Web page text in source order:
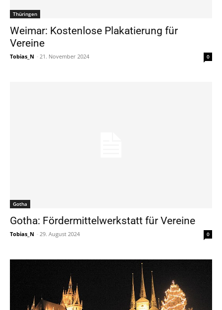
Thüringen
Weimar: Kostenlose Plakatierung für
Vereine
Tobias_N - 21. November 2024 0
Gotha
Gotha: Fördermittelwerkstatt für Vereine
Tobias_N - 29. August 2024 0